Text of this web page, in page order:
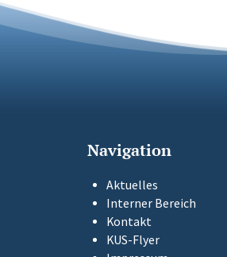
Navigation
Aktuelles
Interner Bereich
Kontakt
KUS-Flyer